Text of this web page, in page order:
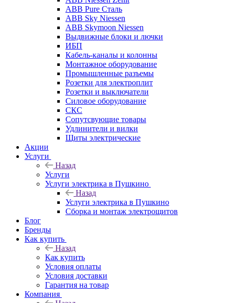
ABB Pure Сталь
ABB Sky Niessen
ABB Skymoon Niessen
Выдвижные блоки и лючки
ИБП
Кабель-каналы и колонны
Монтажное оборудование
Промышленные разъемы
Розетки для электроплит
Розетки и выключатели
Силовое оборудование
СКС
Сопутсвующие товары
Удлинители и вилки
Щиты электрические
Акции
Услуги
Назад
Услуги
Услуги электрика в Пушкино
Назад
Услуги электрика в Пушкино
Сборка и монтаж электрощитов
Блог
Бренды
Как купить
Назад
Как купить
Условия оплаты
Условия доставки
Гарантия на товар
Компания